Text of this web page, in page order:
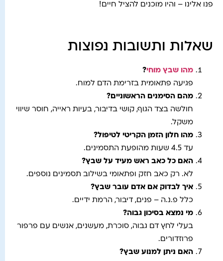
פנו אלינו – והיו מוכנים להציל חיים!
שאלות ותשובות נפוצות
מהו שבץ מוחי?
פגיעה פתאומית בזרימת הדם למוח.
מהם הסימנים הראשוניים?
חולשה בצד הגוף, קושי בדיבור, בעיות ראייה, חוסר שיווי
משקל.
מהו חלון הזמן הקריטי לטיפול?
עד 4.5 שעות מהופעת התסמינים.
האם כל כאב ראש מעיד על שבץ?
לא. רק כאב חזק ופתאומי בשילוב תסמינים נוספים.
איך לבדוק אם אדם עובר שבץ?
כלל פ.נ.ה – פנים, דיבור, הרמת ידיים.
מי נמצא בסיכון גבוה?
בעלי לחץ דם גבוה, סוכרת, מעשנים, אנשים עם פרפור
פרוזדורים.
האם ניתן למנוע שבץ?